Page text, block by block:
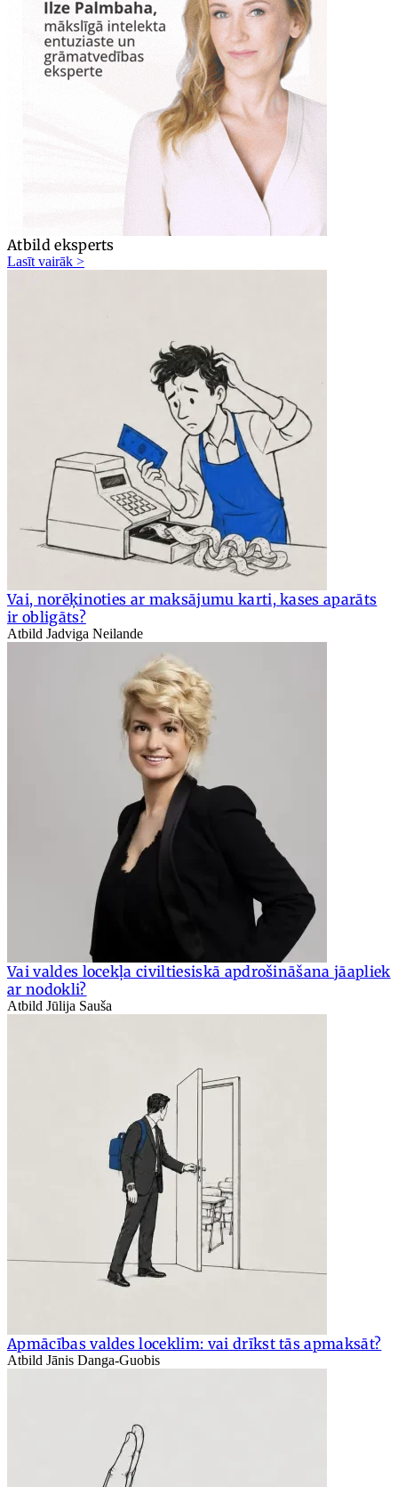
Atbild eksperts
Lasīt vairāk >
Vai, norēķinoties ar maksājumu karti, kases aparāts
ir obligāts?
Atbild Jadviga Neilande
Vai valdes locekļa civiltiesiskā apdrošināšana jāapliek
ar nodokli?
Atbild Jūlija Sauša
Apmācības valdes loceklim: vai drīkst tās apmaksāt?
Atbild Jānis Danga-Guobis